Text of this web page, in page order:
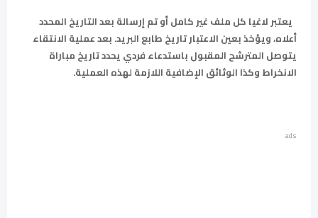
يعتبر لاغيا كل ملف غير كامل أو تم إرسالة بعد التاريخ المحدد
أعلاه، ويؤخذ بعين الاعتبار تاريخ طابع البريد. بعد عملية الانتقاء
يتوصل المترشح المقبول باستدعاء فردي يحدد تاريخ مباراة
الانخراط وكذا الوثائق الإضافية اللازمة لهذه العملية.
ads